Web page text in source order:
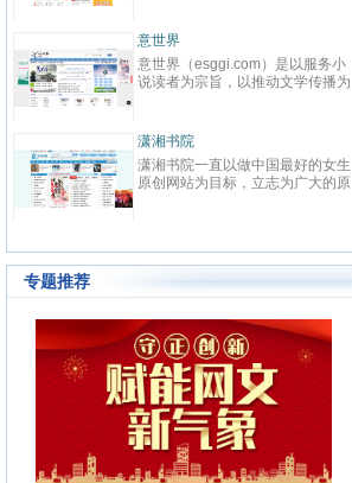
强、免费小说等在线阅读。每日最
快更新,页面简洁,访问速度快
晋江文学城
晋江文学城创立于2003年8月1
日，是中国大陆范围内最具影响力
耽美、爱情等原创网络小说而著
名。 截止到2015年3月31日，晋
江文学城拥有在线作品177万余
部，穿越、言情、影视、都市爱
的这种不落窠臼的行事作风也在行
和两万余名签约作者在这个平台上
日更不辍，为广大网络文学爱好者
献上了一部又一部可以堪称经典的
网络文学著作。其中得以出版作品
的作者达到3000人，每天有近1万
新用户注册、750部新作品诞生，
两本新书被成功代理出版，上百部
作品签约影视，过万部作品引入手
机分销渠道，其口碑卓著的良心服
连尚读书网
连尚读书网（免费小说），最热门
免费小说大全，免费阅读App，提
专题推荐